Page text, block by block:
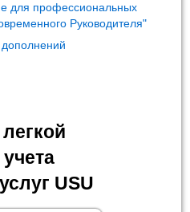
для профессиональных
Руководителя"
USU